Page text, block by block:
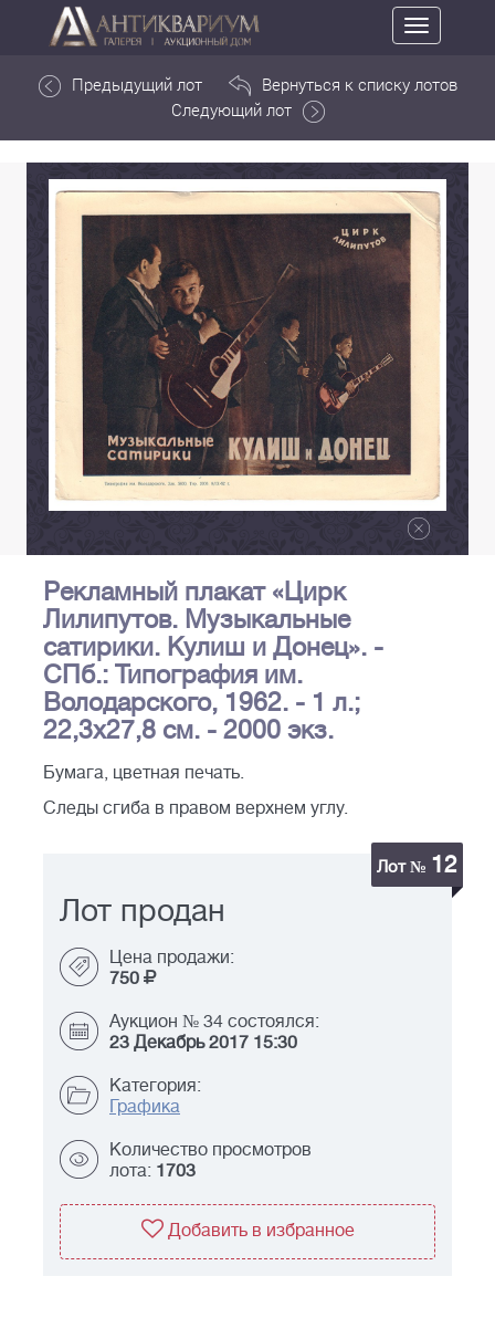
Toggle
navigation
Предыдущий лот
Вернуться к списку лотов
Следующий лот
Рекламный плакат «Цирк
Лилипутов. Музыкальные
сатирики. Кулиш и Донец». -
СПб.: Типография им.
Володарского, 1962. - 1 л.;
22,3х27,8 см. - 2000 экз.
Бумага, цветная печать.
Следы сгиба в правом верхнем углу.
Лот № 12
Лот продан
Цена продажи:
750
Аукцион № 34 состоялся:
23 Декабрь 2017 15:30
Категория:
Графика
Количество просмотров
лота: 1703
Добавить в избранное